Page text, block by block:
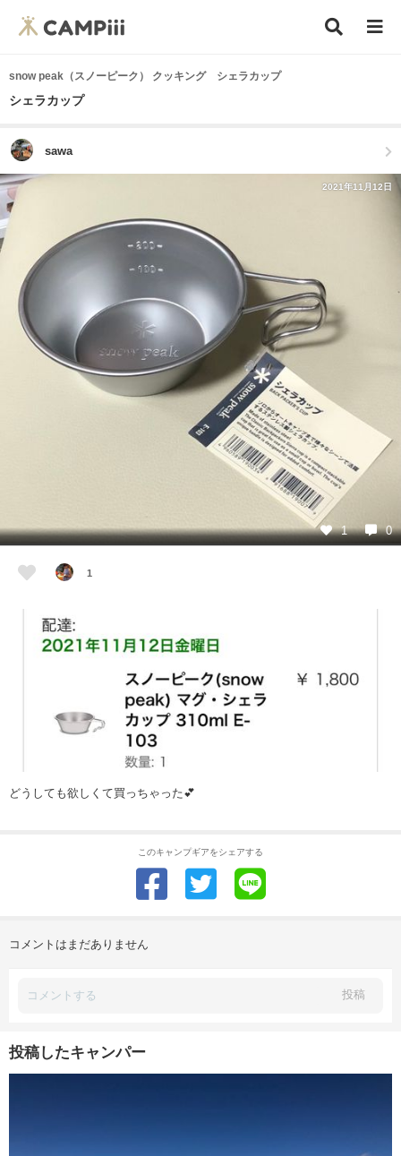
snow peak（スノーピーク） クッキング シェラカップ
シェラカップ
sawa
2021年11月12日
1 0
1
どうしても欲しくて買っちゃった💕
このキャンプギアをシェアする
コメントはまだありません
投稿
投稿したキャンパー